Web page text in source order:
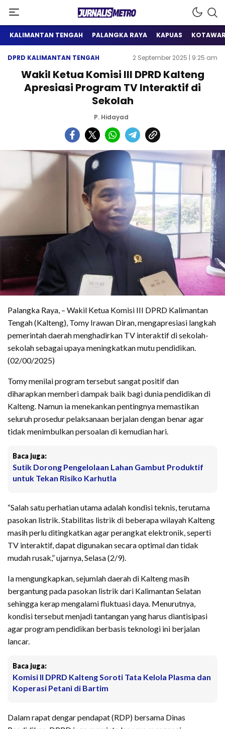
Jurnalis Metro
Satu Wadah Informasi
KALIMANTAN TENGAH PALANGKA RAYA KAPUAS
DPRD KALIMANTAN TENGAH 2 September 2025 | 9:25 am
Wakil Ketua Komisi III DPRD Kalteng
Apresiasi Program TV Interaktif di
Sekolah
P. Hidayad
Palangka Raya, – Wakil Ketua Komisi III DPRD Kalimantan
Tengah (Kalteng), Tomy Irawan Diran, mengapresiasi langkah
pemerintah daerah menghadirkan TV interaktif di sekolah-
sekolah sebagai upaya meningkatkan mutu pendidikan.
(02/00/2025)
Tomy menilai program tersebut sangat positif dan
diharapkan memberi dampak baik bagi dunia pendidikan di
Kalteng. Namun ia menekankan pentingnya memastikan
seluruh prosedur pelaksanaan berjalan dengan benar agar
tidak menimbulkan persoalan di kemudian hari.
Baca juga:
Sutik Dorong Pengelolaan Lahan Gambut Produktif
untuk Tekan Risiko Karhutla
“Salah satu perhatian utama adalah kondisi teknis, terutama
pasokan listrik. Stabilitas listrik di beberapa wilayah Kalteng
masih perlu ditingkatkan agar perangkat elektronik, seperti
TV interaktif, dapat digunakan secara optimal dan tidak
mudah rusak,” ujarnya, Selasa (2/9).
Ia mengungkapkan, sejumlah daerah di Kalteng masih
bergantung pada pasokan listrik dari Kalimantan Selatan
sehingga kerap mengalami fluktuasi daya. Menurutnya,
kondisi tersebut menjadi tantangan yang harus diantisipasi
agar program pendidikan berbasis teknologi ini berjalan
lancar.
Baca juga:
Komisi II DPRD Kalteng Soroti Tata Kelola Plasma dan
Koperasi Petani di Bartim
Dalam rapat dengar pendapat (RDP) bersama Dinas